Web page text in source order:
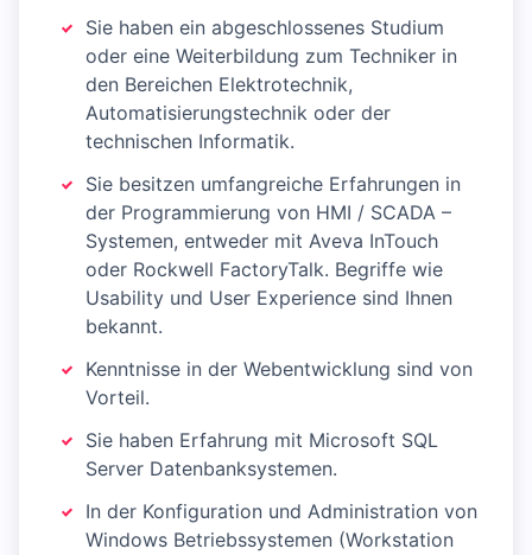
Sie haben ein abgeschlossenes Studium
oder eine Weiterbildung zum Techniker in
den Bereichen Elektrotechnik,
Automatisierungstechnik oder der
technischen Informatik.
Sie besitzen umfangreiche Erfahrungen in
der Programmierung von HMI / SCADA –
Systemen, entweder mit Aveva InTouch
oder Rockwell FactoryTalk. Begriffe wie
Usability und User Experience sind Ihnen
bekannt.
Kenntnisse in der Webentwicklung sind von
Vorteil.
Sie haben Erfahrung mit Microsoft SQL
Server Datenbanksystemen.
In der Konfiguration und Administration von
Windows Betriebssystemen (Workstation